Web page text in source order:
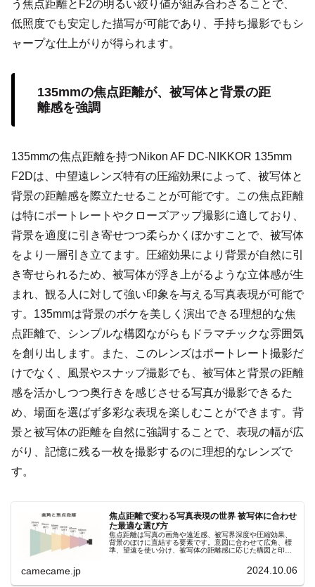
う焦点距離とF2の明るい絞り値が組み合わさることで、
低照度でも安定した描写が可能であり、手持ち撮影でもシ
ャープな仕上がりが得られます。
135mmの焦点距離が、被写体と背景の距
離感を強調
135mmの焦点距離を持つNikon AF DC-NIKKOR 135mm
F2Dは、中望遠レンズ特有の圧縮効果によって、被写体と
背景の距離感を際立たせることが可能です。この焦点距離
は特にポートレートやクローズアップ撮影に適しており、
背景を適度に引き寄せつつ柔らかくぼかすことで、被写体
をより一層引き立てます。圧縮効果により背景が自然に引
き寄せられるため、被写体が浮き上がるような立体感が生
まれ、観る人に対して強い印象を与える写真表現が可能で
す。135mmは背景のボケを美しく演出できる理想的な焦
点距離で、シンプルな構図ながらもドラマチックな雰囲気
を創り出します。また、このレンズはポートレート撮影だ
けでなく、風景やスナップ撮影でも、被写体と背景の距離
感を活かしつつ奥行きを感じさせる写真が撮影できるた
め、場面を選ばず多彩な表現を楽しむことができます。背
景と被写体の距離を自然に強調することで、表現の幅が広
がり、記憶に残る一枚を撮影するのに理想的なレンズで
す。
焦点距離で変わる写真表現の世界 被写体に合わせ
た最適な選び方
焦点距離は写真の画角や遠近感、被写界深度や圧縮効果、
背景のぼけに直結する要素です。意図に合わせて広角、標
準、望遠を使い分け、被写体の距離感に応じた構図と印象
camecame.jp 2024.10.06